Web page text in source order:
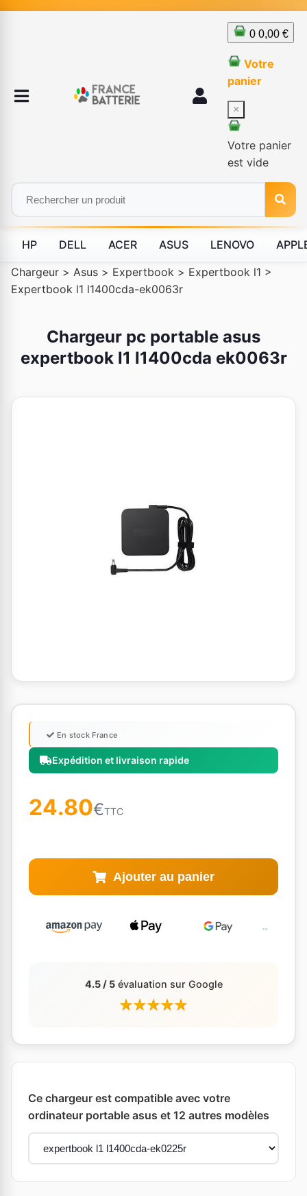
0 0,00 €
Votre
panier
×
Votre panier
est vide
HP DELL ACER ASUS LENOVO
Chargeur > Asus > Expertbook > Expertbook l1 >
Expertbook l1 l1400cda-ek0063r
Chargeur pc portable asus
expertbook l1 l1400cda ek0063r
Expédition et livraison rapide
En stock France
24.80€TTC
Ajouter au panier
4.5 / 5évaluation sur Google
Ce chargeur est compatible avec votre
ordinateur portable asus et 12 autres modèles